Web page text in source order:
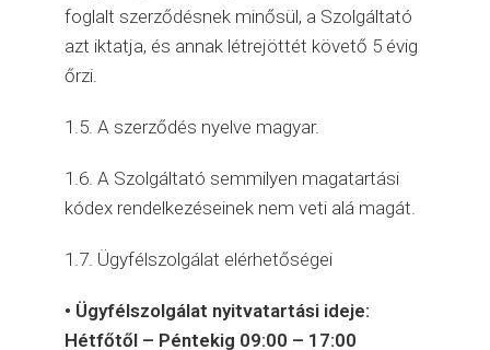
foglalt szerződésnek minősül, a Szolgáltató
azt iktatja, és annak létrejöttét követő 5 évig
őrzi.
1.5. A szerződés nyelve magyar.
1.6. A Szolgáltató semmilyen magatartási
kódex rendelkezéseinek nem veti alá magát.
1.7. Ügyfélszolgálat elérhetőségei
• Ügyfélszolgálat nyitvatartási ideje:
Hétfőtől – Péntekig 09:00 – 17:00